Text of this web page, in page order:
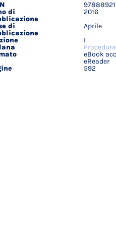
di
2016
di
Aprile
I
eBook
eReader
592